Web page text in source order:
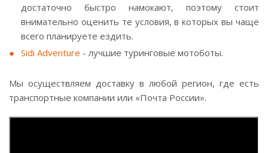
достаточно быстро намокают, поэтому стоит
внимательно оценить те условия, в которых вы чаще
всего планируете ездить.
Sidi Adventure - лучшие туринговые мотоботы.
Мы осуществляем доставку в любой регион, где есть
транспортные компании или «Почта России».